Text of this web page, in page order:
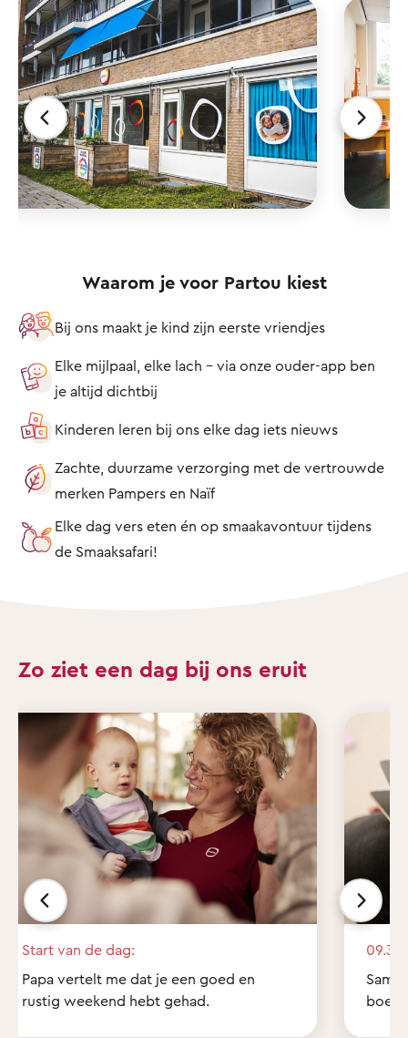
Waarom je voor Partou kiest
Bij ons maakt je kind zijn eerste vriendjes
Elke mijlpaal, elke lach – via onze ouder-app ben
je altijd dichtbij
Kinderen leren bij ons elke dag iets nieuws
Zachte, duurzame verzorging met de vertrouwde
merken Pampers en Naïf
Elke dag vers eten én op smaakavontuur tijdens
de Smaaksafari!
Zo ziet een dag bij ons eruit
Start van de dag:
Papa vertelt me dat je een goed en
rustig weekend hebt gehad.
09.30